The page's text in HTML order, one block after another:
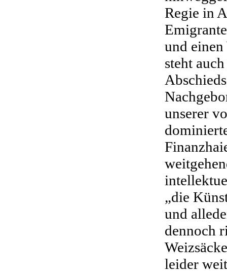
Regie in
und
steht
unserer
„die
und
dennoch
leider